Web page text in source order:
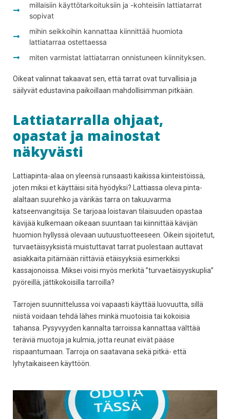
millaisiin käyttötarkoituksiin ja -kohteisiin lattiatarrat
sopivat
mihin seikkoihin kannattaa kiinnittää huomiota
lattiatarraa ostettaessa
miten varmistat lattiatarran onnistuneen kiinnityksen.
Oikeat valinnat takaavat sen, että tarrat ovat turvallisia ja
säilyvät edustavina paikoillaan mahdollisimman pitkään.
Lattiatarralla ohjaat,
opastat ja mainostat
näkyvästi
Lattiapinta-alaa on yleensä runsaasti kaikissa kiinteistöissä,
joten miksi et käyttäisi sitä hyödyksi? Lattiassa oleva pinta-
alaltaan suurehko ja värikäs tarra on takuuvarma
katseenvangitsija. Se tarjoaa loistavan tilaisuuden opastaa
kävijää kulkemaan oikeaan suuntaan tai kiinnittää kävijän
huomion hyllyssä olevaan uutuustuotteeseen. Oikein sijoitetut,
turvaetäisyyksistä muistuttavat tarrat puolestaan auttavat
asiakkaita pitämään riittäviä etäisyyksiä esimerkiksi
kassajonoissa. Miksei voisi myös merkitä ”turvaetäisyyskuplia”
pyöreillä, jättikokoisilla tarroilla?
Tarrojen suunnittelussa voi vapaasti käyttää luovuutta, sillä
niistä voidaan tehdä lähes minkä muotoisia tai kokoisia
tahansa. Pysyvyyden kannalta tarroissa kannattaa välttää
teräviä muotoja ja kulmia, jotta reunat eivät pääse
rispaantumaan. Tarroja on saatavana sekä pitkä- että
lyhytaikaiseen käyttöön.